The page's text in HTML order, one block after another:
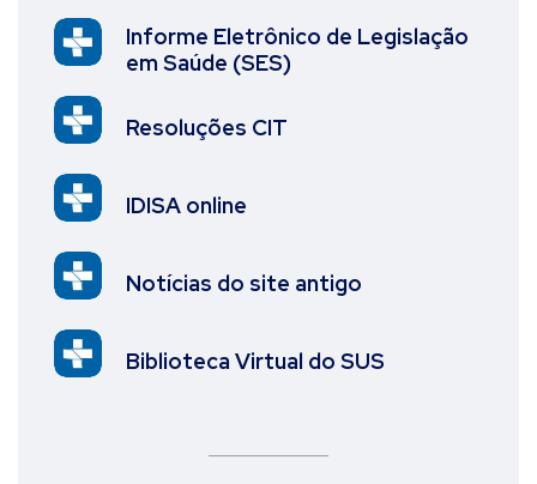
Informe Eletrônico de Legislação
em Saúde (SES)
Resoluções CIT
IDISA online
Notícias do site antigo
Biblioteca Virtual do SUS